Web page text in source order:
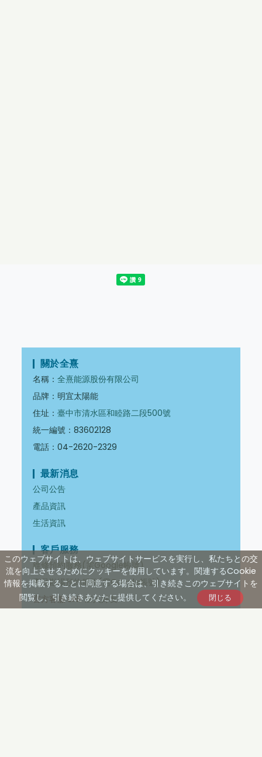
關於全熹
名稱： 全熹能源股份有限公司
品牌：明宜太陽能
住址： 臺中市清水區和睦路二段500號
統一編號：83602128
電話：04-2620-2329
最新消息
公司公告
產品資訊
生活資訊
客戶服務
維修預約服務(需Google帳號)
產品勘場預約服務(需Google帳號)
官方客服 LINE 加入好友
このウェブサイトは、ウェブサイトサービスを実行し、私たちとの交
流を向上させるためにクッキーを使用しています。関連するCookie
情報を掲載することに同意する場合は、引き続きこのウェブサイトを
閲覧し、引き続きあなたに提供してください。